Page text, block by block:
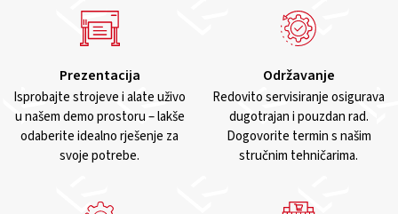
Prezentacija
Isprobajte strojeve i alate uživo
u našem demo prostoru – lakše
odaberite idealno rješenje za
svoje potrebe.
Održavanje
Redovito servisiranje osigurava
dugotrajan i pouzdan rad.
Dogovorite termin s našim
stručnim tehničarima.